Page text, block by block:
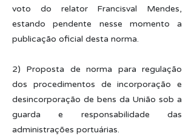
voto do relator Francisval Mendes,
estando pendente nesse momento a
publicação oficial desta norma.
2) Proposta de norma para regulação
dos procedimentos de incorporação e
desincorporação de bens da União sob a
guarda e responsabilidade das
administrações portuárias.